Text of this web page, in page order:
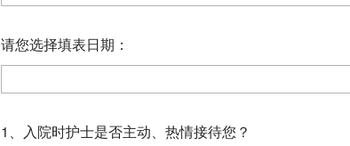
请您选择填表日期：
1、入院时护士是否主动、热情接待您？